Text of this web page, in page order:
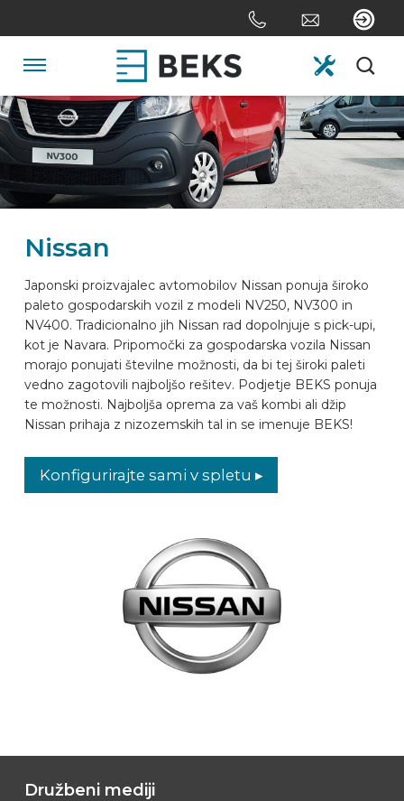
to
content
Jump
to
the
navigation
HOME
O NAS
SISTEMI
PO MERI
SEKTOR
PREPOZNAVALNIK AVTOMOBILOV
PIŠITE NA
OPREMLJANJE VOZILA
Nissan
Japonski proizvajalec avtomobilov Nissan ponuja široko
paleto gospodarskih vozil z modeli NV250, NV300 in
NV400. Tradicionalno jih Nissan rad dopolnjuje s pick-upi,
kot je Navara. Pripomočki za gospodarska vozila Nissan
morajo ponujati številne možnosti, da bi tej široki paleti
vedno zagotovili najboljšo rešitev. Podjetje BEKS ponuja
te možnosti. Najboljša oprema za vaš kombi ali džip
Nissan prihaja z nizozemskih tal in se imenuje BEKS!
Konfigurirajte sami v spletu ▸
Družbeni mediji